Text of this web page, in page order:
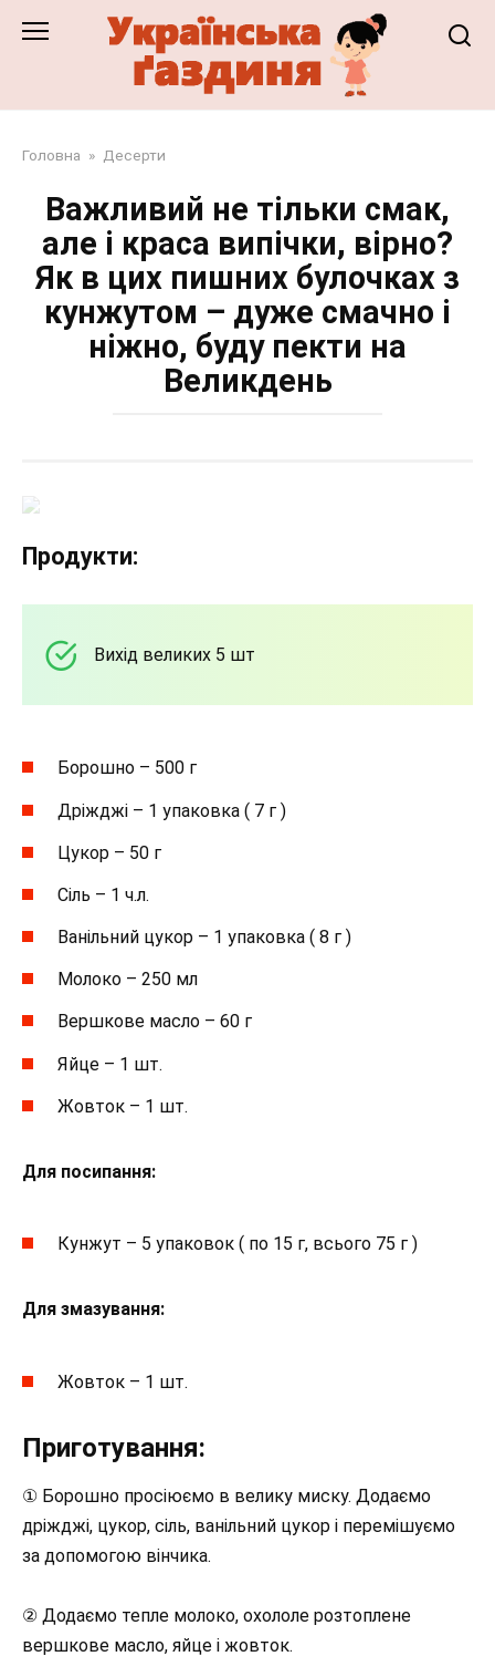
Головна » Десерти
Важливий не тільки смак,
але і краса випічки, вірно?
Як в цих пишних булочках з
кунжутом – дуже смачно і
ніжно, буду пекти на
Великдень
Продукти:
Вихід великих 5 шт
Борошно – 500 г
Дріжджі – 1 упаковка ( 7 г )
Цукор – 50 г
Сіль – 1 ч.л.
Ванільний цукор – 1 упаковка ( 8 г )
Молоко – 250 мл
Вершкове масло – 60 г
Яйце – 1 шт.
Жовток – 1 шт.
Для посипання:
Кунжут – 5 упаковок ( по 15 г, всього 75 г )
Для змазування:
Жовток – 1 шт.
Приготування:
① Борошно просіюємо в велику миску. Додаємо
дріжджі, цукор, сіль, ванільний цукор і перемішуємо
за допомогою вінчика.
② Додаємо тепле молоко, охололе розтоплене
вершкове масло, яйце і жовток.